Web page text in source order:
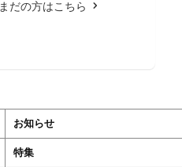
だの方はこちら
お知らせ
特集